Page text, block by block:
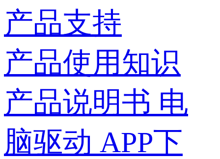
产品支持
产品使用知识
产品说明书 电
脑驱动 APP下